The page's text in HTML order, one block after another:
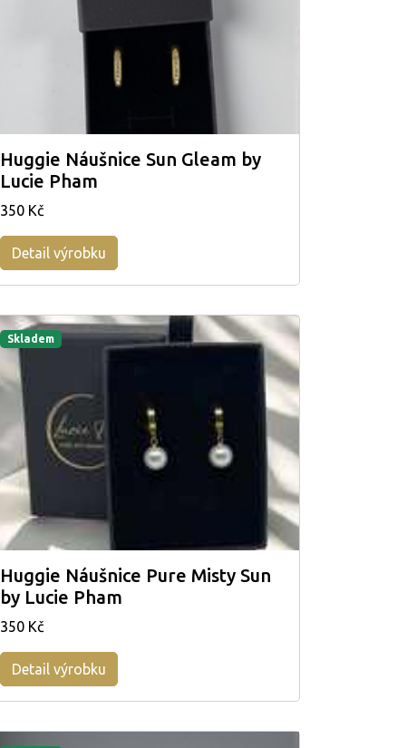
Huggie Náušnice Sun Gleam by
Lucie Pham
350 Kč
Detail výrobku
Skladem
Huggie Náušnice Pure Misty Sun
by Lucie Pham
350 Kč
Detail výrobku